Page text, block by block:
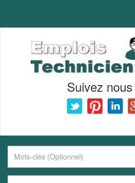
Suivez nous